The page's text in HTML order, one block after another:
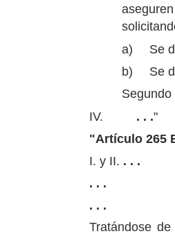
a)
Se
b)
Se
IV.
. . ."
"Artículo 265
I. y II. . . .
. . .
. . .
Tratándose